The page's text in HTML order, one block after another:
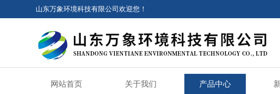
山东万象环境科技有限公司欢迎您！
网站首页 关于我们 产品中心